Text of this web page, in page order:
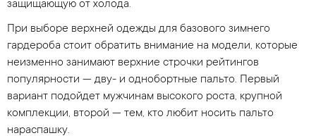
защищающую от холода.
При выборе верхней одежды для базового зимнего
гардероба стоит обратить внимание на модели, которые
неизменно занимают верхние строчки рейтингов
популярности — дву- и однобортные пальто. Первый
вариант подойдет мужчинам высокого роста, крупной
комплекции, второй — тем, кто любит носить пальто
нараспашку.